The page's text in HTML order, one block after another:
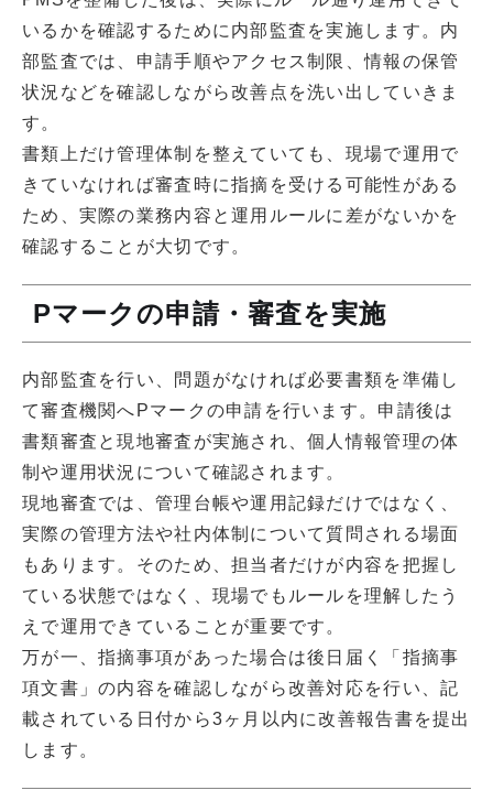
いるかを確認するために内部監査を実施します。内
部監査では、申請手順やアクセス制限、情報の保管
状況などを確認しながら改善点を洗い出していきま
す。
書類上だけ管理体制を整えていても、現場で運用で
きていなければ審査時に指摘を受ける可能性がある
ため、実際の業務内容と運用ルールに差がないかを
確認することが大切です。
Pマークの申請・審査を実施
内部監査を行い、問題がなければ必要書類を準備し
て審査機関へPマークの申請を行います。申請後は
書類審査と現地審査が実施され、個人情報管理の体
制や運用状況について確認されます。
現地審査では、管理台帳や運用記録だけではなく、
実際の管理方法や社内体制について質問される場面
もあります。そのため、担当者だけが内容を把握し
ている状態ではなく、現場でもルールを理解したう
えで運用できていることが重要です。
万が一、指摘事項があった場合は後日届く「指摘事
項文書」の内容を確認しながら改善対応を行い、記
載されている日付から3ヶ月以内に改善報告書を提出
します。